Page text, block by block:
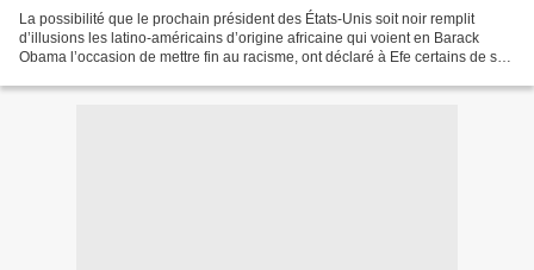
La possibilité que le prochain président des États-Unis soit noir remplit
d’illusions les latino-américains d’origine africaine qui voient en Barack
Obama l’occasion de mettre fin au racisme, ont déclaré à Efe certains de ses